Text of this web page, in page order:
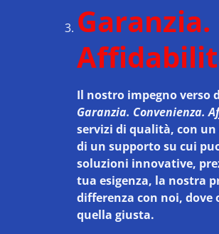
Il nostro impegno verso
Garanzia. Convenienza.
servizi di qualità, con
di un supporto su cui
soluzioni innovative,
tua esigenza, la nostra
differenza con noi, dove
quella giusta.